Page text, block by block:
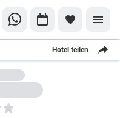
Hotel teilen